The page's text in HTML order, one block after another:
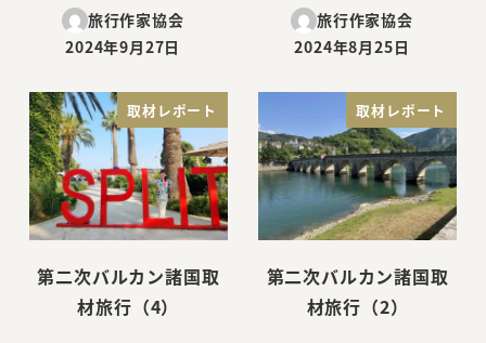
旅行作家協会
投稿日
2024年9月27日
旅行作家協会
投稿日
2024年8月25日
取材レポート
第二次バルカン諸国取
材旅行（4）
取材レポート
第二次バルカン諸国取
材旅行（2）